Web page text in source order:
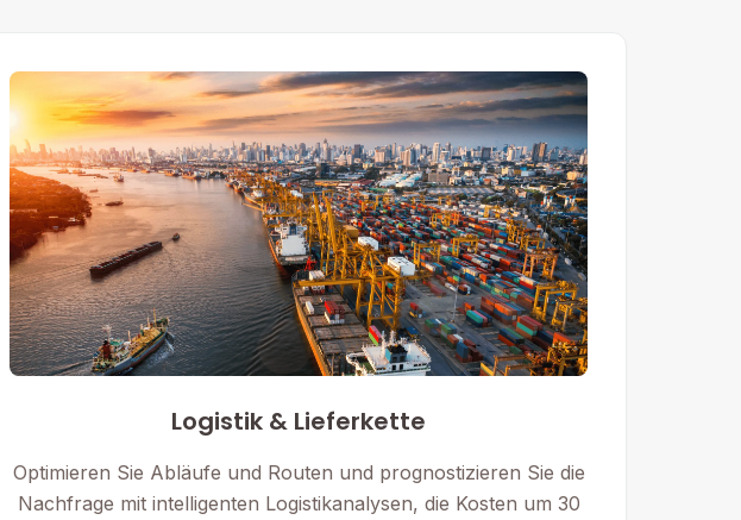
Logistik & Lieferkette
Optimieren Sie Abläufe und Routen und prognostizieren Sie die
Nachfrage mit intelligenten Logistikanalysen, die Kosten um 30